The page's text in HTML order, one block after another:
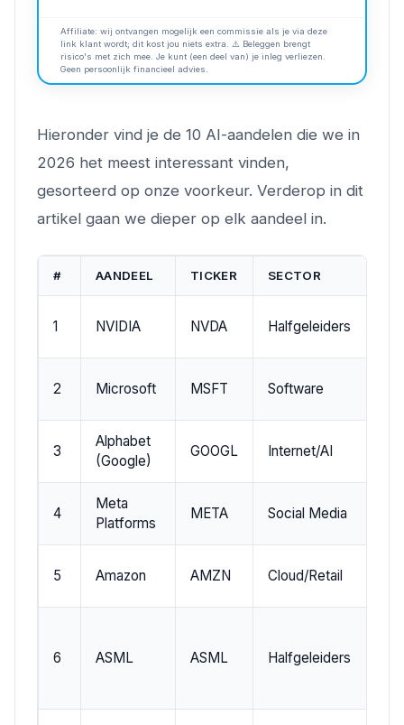
Affiliate: wij ontvangen mogelijk een commissie als je via deze
link klant wordt; dit kost jou niets extra. ⚠️ Beleggen brengt
risico's met zich mee. Je kunt (een deel van) je inleg verliezen.
Geen persoonlijk financieel advies.
Hieronder vind je de 10 AI-aandelen die we in
2026 het meest interessant vinden,
gesorteerd op onze voorkeur. Verderop in dit
artikel gaan we dieper op elk aandeel in.
# AANDEEL TICKER SECTOR
1 NVIDIA NVDA Halfgeleiders
2 Microsoft MSFT Software
3
Alphabet
(Google)
GOOGL Internet/AI
4
Meta
Platforms
META Social Media
5 Amazon AMZN Cloud/Retail
6 ASML ASML Halfgeleiders